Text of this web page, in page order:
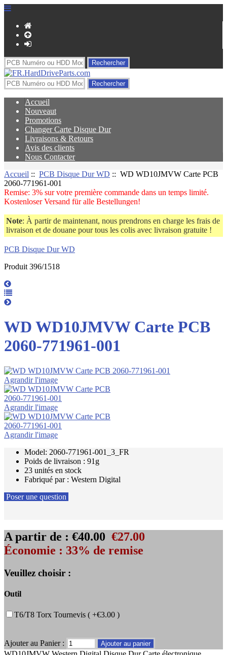
Accueil
Nouveaut
Promotions
Changer Carte Disque Dur
Livraisons & Retours
Avis des clients
Nous Contacter
Accueil :: PCB Disque Dur WD :: WD WD10JMVW Carte PCB
2060-771961-001
Remise: 3% sur votre première commande dans un temps limité.
Kostenloser Versand für alle Bestellungen!
Note: À partir de maintenant, nous prendrons en charge les frais de
livraison et de douane pour tous les colis avec livraison gratuite !
PCB Disque Dur WD
Produit 396/1518
WD WD10JMVW Carte PCB
2060-771961-001
Agrandir l'image
Agrandir l'image
Agrandir l'image
Model: 2060-771961-001_3_FR
Poids de livraison : 91g
23 unités en stock
Fabriqué par : Western Digital
Poser une question
A partir de : €40.00 €27.00
Économie : 33% de remise
Veuillez choisir :
Outil
T6/T8 Torx Tournevis ( +€3.00 )
Ajouter au Panier :